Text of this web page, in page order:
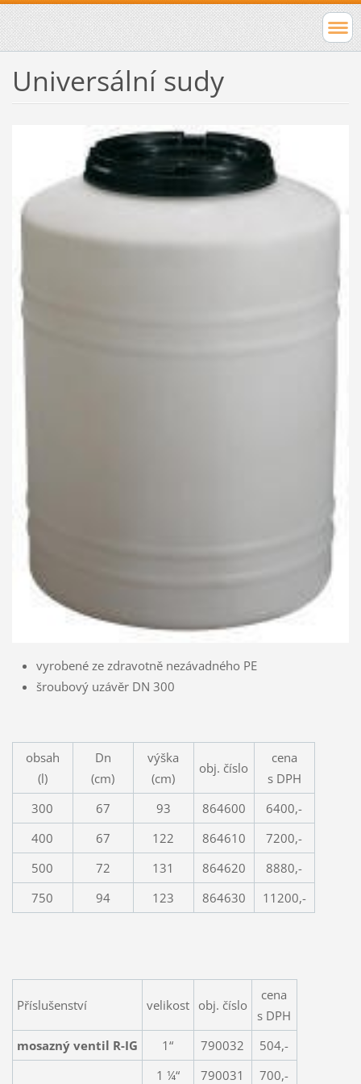
Universální sudy
vyrobené ze zdravotně nezávadného PE
šroubový uzávěr DN 300
obsah
(l)
Dn
(cm)
výška
(cm)
obj. číslo
cena
s DPH
300
67 93 864600
6400,-
400
67 122 864610
7200,-
500
72 131 864620
8880,-
750
94 123 864630 11200,-
Příslušenství velikost obj. číslo
cena
s DPH
mosazný ventil R-IG
1“ 790032
504,-
1 ¼“
790031 700,-